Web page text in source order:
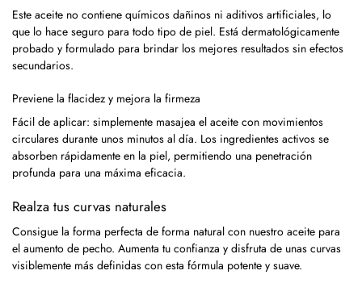
Este aceite no contiene químicos dañinos ni aditivos artificiales, lo
que lo hace seguro para todo tipo de piel. Está dermatológicamente
probado y formulado para brindar los mejores resultados sin efectos
secundarios.
Previene la flacidez y mejora la firmeza
Fácil de aplicar: simplemente masajea el aceite con movimientos
circulares durante unos minutos al día. Los ingredientes activos se
absorben rápidamente en la piel, permitiendo una penetración
profunda para una máxima eficacia.
Realza tus curvas naturales
Consigue la forma perfecta de forma natural con nuestro aceite para
el aumento de pecho. Aumenta tu confianza y disfruta de unas curvas
visiblemente más definidas con esta fórmula potente y suave.